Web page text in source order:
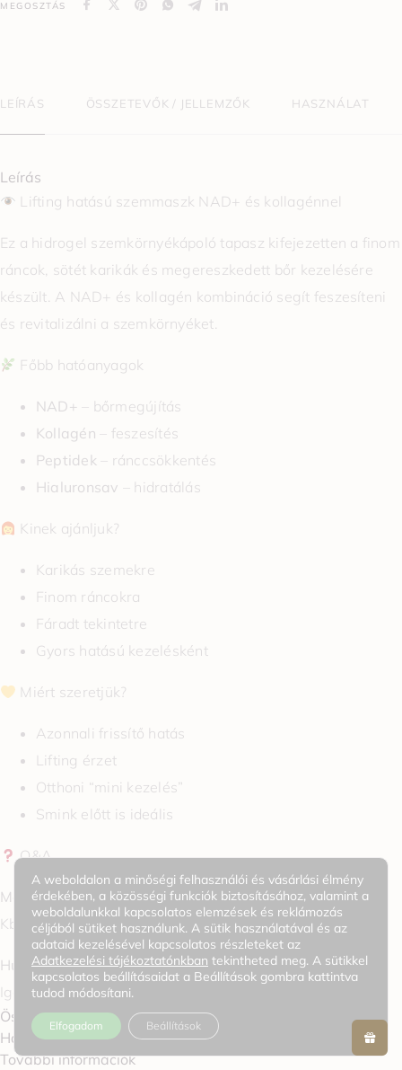
MEGOSZTÁS
LEÍRÁS ÖSSZETEVŐK / JELLEMZŐK HASZNÁLAT
Leírás
Lifting hatású szemmaszk NAD+ és kollagénnel
Ez a hidrogel szemkörnyékápoló tapasz kifejezetten a finom
ráncok, sötét karikák és megereszkedett bőr kezelésére
készült. A NAD+ és kollagén kombináció segít feszesíteni
és revitalizálni a szemkörnyéket.
Főbb hatóanyagok
NAD+ – bőrmegújítás
Kollagén – feszesítés
Peptidek– ránccsökkentés
Hialuronsav – hidratálás
Kinek ajánljuk?
Karikás szemekre
Finom ráncokra
Fáradt tekintetre
Gyors hatású kezelésként
Miért szeretjük?
Azonnali frissítő hatás
Lifting érzet
Otthoni “mini kezelés”
Smink előtt is ideális
Q&A
Mennyi ideig hagyjam fenn?
Kb. 20–30 percig.
Hűtőben tárolható?
Igen, extra frissítő hatásért ajánlott.
Összetevők / Jellemzők
Használat
További információk
A weboldalon a minőségi felhasználói és vásárlási élmény
érdekében, a közösségi funkciók biztosításához, valamint a
weboldalunkkal kapcsolatos elemzések és reklámozás
céljából sütiket használunk. A sütik használatával és az
adataid kezelésével kapcsolatos részleteket az
Adatkezelési tájékoztatónkban tekintheted meg. A sütikkel
kapcsolatos beállításaidat a Beállítások gombra kattintva
tudod módosítani.
Elfogadom Beállítások